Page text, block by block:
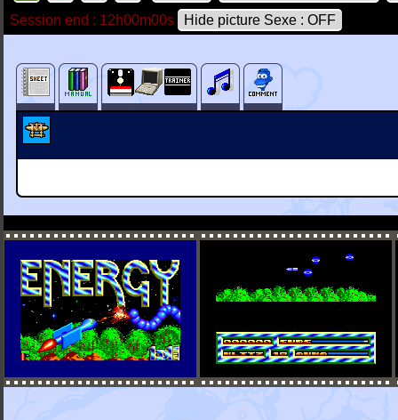
Session end : 12h00m00s
Hide picture Sexe : OFF